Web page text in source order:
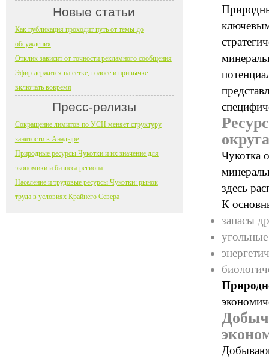
округа
Чукотка
здесь
К
запасы
Новые статьи
Как публикация проходит путь от темы до
обсуждения
Отклик зависит от точности рекламного сообщения
Эфир держится на сетке, голосе и привычке
включать вовремя
Пресс-релизы
Сокращение лимитов по УСН меняет структуру
занятости в Анадыре
Природные ресурсы Чукотки и их значение для
экономики и бизнеса региона
Население и трудовые ресурсы Чукотки: рынок
труда в условиях Крайнего Севера